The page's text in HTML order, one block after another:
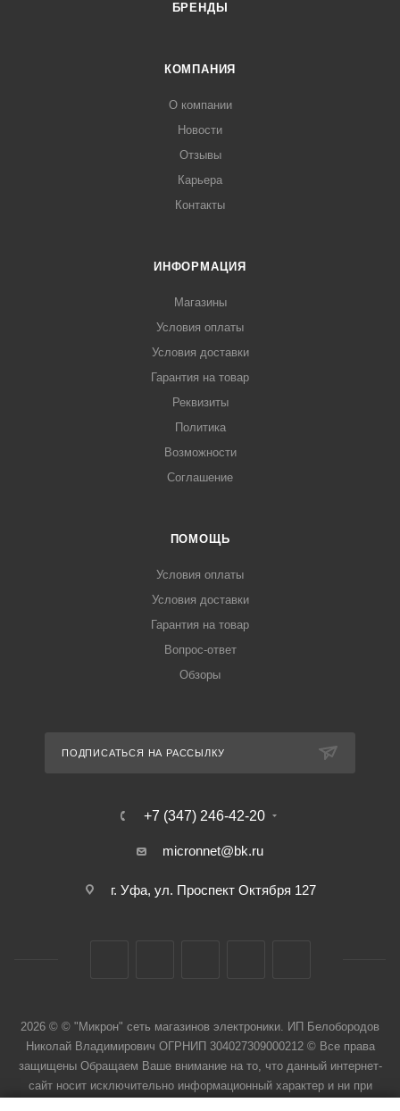
БРЕНДЫ
КОМПАНИЯ
О компании
Новости
Отзывы
Карьера
Контакты
ИНФОРМАЦИЯ
Магазины
Условия оплаты
Условия доставки
Гарантия на товар
Реквизиты
Политика
Возможности
Соглашение
ПОМОЩЬ
Условия оплаты
Условия доставки
Гарантия на товар
Вопрос-ответ
Обзоры
ПОДПИСАТЬСЯ НА РАССЫЛКУ
+7 (347) 246-42-20
micronnet@bk.ru
г. Уфа, ул. Проспект Октября 127
2026 © © "Микрон" сеть магазинов электроники. ИП Белобородов
Николай Владимирович ОГРНИП 304027309000212 © Все права
защищены Обращаем Ваше внимание на то, что данный интернет-
сайт носит исключительно информационный характер и ни при